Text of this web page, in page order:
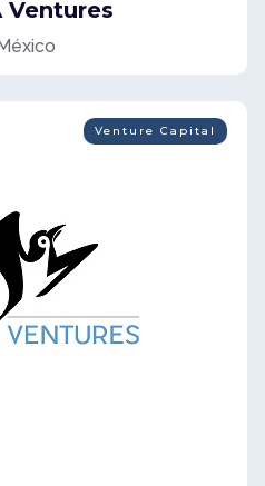
Ventures
Venture Capital